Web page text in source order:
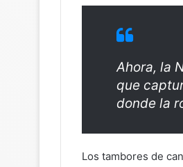
Ahora, la
que
donde la
Los tambores de